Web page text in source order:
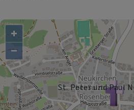
St. Peter und Paul
+
−